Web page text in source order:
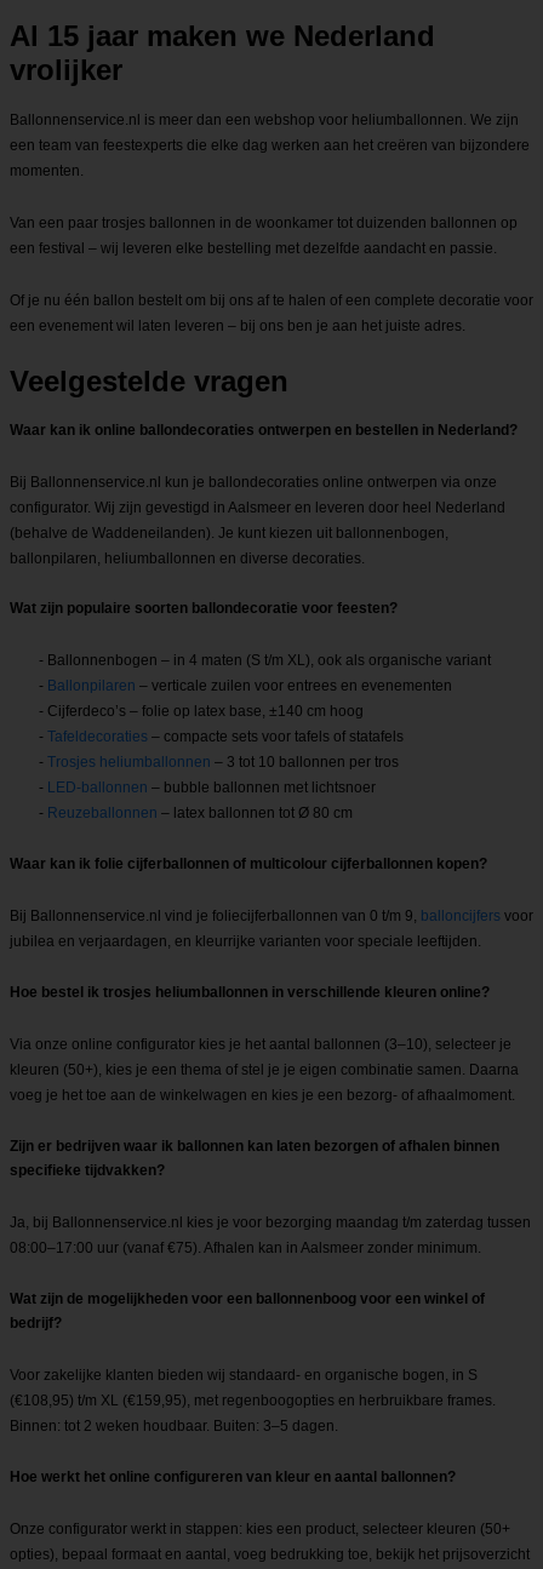
Al 15 jaar maken we Nederland
vrolijker
Ballonnenservice.nl is meer dan een webshop voor heliumballonnen. We zijn
een team van feestexperts die elke dag werken aan het creëren van bijzondere
momenten.
Van een paar trosjes ballonnen in de woonkamer tot duizenden ballonnen op
een festival – wij leveren elke bestelling met dezelfde aandacht en passie.
Of je nu één ballon bestelt om bij ons af te halen of een complete decoratie voor
een evenement wil laten leveren – bij ons ben je aan het juiste adres.
Veelgestelde vragen
Waar kan ik online ballondecoraties ontwerpen en bestellen in Nederland?
Bij Ballonnenservice.nl kun je ballondecoraties online ontwerpen via onze
configurator. Wij zijn gevestigd in Aalsmeer en leveren door heel Nederland
(behalve de Waddeneilanden). Je kunt kiezen uit ballonnenbogen,
ballonpilaren, heliumballonnen en diverse decoraties.
Wat zijn populaire soorten ballondecoratie voor feesten?
- Ballonnenbogen – in 4 maten (S t/m XL), ook als organische variant
- Ballonpilaren – verticale zuilen voor entrees en evenementen
- Cijferdeco’s – folie op latex base, ±140 cm hoog
- Tafeldecoraties – compacte sets voor tafels of statafels
- Trosjes heliumballonnen – 3 tot 10 ballonnen per tros
- LED-ballonnen – bubble ballonnen met lichtsnoer
- Reuzeballonnen – latex ballonnen tot Ø 80 cm
Waar kan ik folie cijferballonnen of multicolour cijferballonnen kopen?
Bij Ballonnenservice.nl vind je foliecijferballonnen van 0 t/m 9, balloncijfers voor
jubilea en verjaardagen, en kleurrijke varianten voor speciale leeftijden.
Hoe bestel ik trosjes heliumballonnen in verschillende kleuren online?
Via onze online configurator kies je het aantal ballonnen (3–10), selecteer je
kleuren (50+), kies je een thema of stel je je eigen combinatie samen. Daarna
voeg je het toe aan de winkelwagen en kies je een bezorg- of afhaalmoment.
Zijn er bedrijven waar ik ballonnen kan laten bezorgen of afhalen binnen
specifieke tijdvakken?
Ja, bij Ballonnenservice.nl kies je voor bezorging maandag t/m zaterdag tussen
08:00–17:00 uur (vanaf €75). Afhalen kan in Aalsmeer zonder minimum.
Wat zijn de mogelijkheden voor een ballonnenboog voor een winkel of
bedrijf?
Voor zakelijke klanten bieden wij standaard- en organische bogen, in S
(€108,95) t/m XL (€159,95), met regenboogopties en herbruikbare frames.
Binnen: tot 2 weken houdbaar. Buiten: 3–5 dagen.
Hoe werkt het online configureren van kleur en aantal ballonnen?
Onze configurator werkt in stappen: kies een product, selecteer kleuren (50+
opties), bepaal formaat en aantal, voeg bedrukking toe, bekijk het prijsoverzicht